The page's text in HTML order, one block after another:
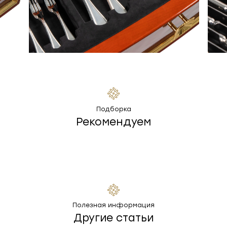
Подборка
Рекомендуем
Полезная информация
Другие статьи